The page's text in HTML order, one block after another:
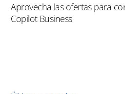
Aprovecha las ofertas para
Copilot Business